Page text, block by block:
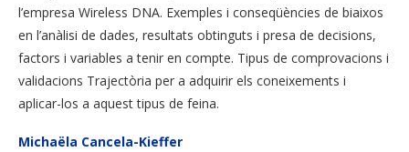
l’empresa Wireless DNA. Exemples i conseqüències de biaixos
en l’anàlisi de dades, resultats obtinguts i presa de decisions,
factors i variables a tenir en compte. Tipus de comprovacions i
validacions Trajectòria per a adquirir els coneixements i
aplicar-los a aquest tipus de feina.
Michaëla Cancela-Kieffer